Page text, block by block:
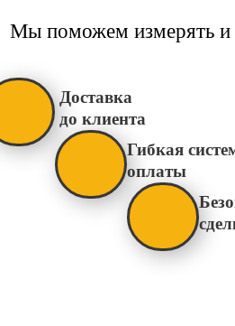
Мы поможем измерять и
Доставка
до клиента
Гибкая
оплаты